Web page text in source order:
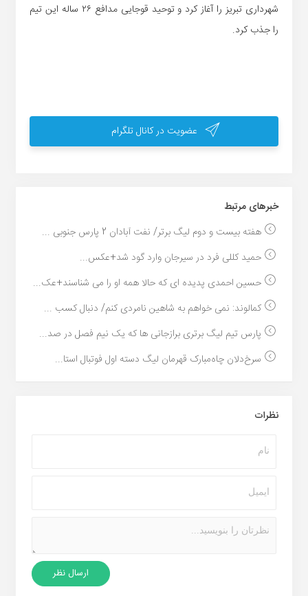
شهرداری تبریز را آغاز کرد و توحید قوجایی مدافع ۲۶ ساله این تیم
را جذب کرد.
عضویت در کانال تلگرام
خبر‌های مرتبط
هفته بیست و دوم لیگ برتر/ نفت آبادان 2 پارس جنوبی ...
حمید کللی فرد در سیرجان وارد گود شد+عکس...
حسین احمدی پدیده ای که حالا همه او را می شناسند+عک...
کمالوند: نمی خواهم به شاهین نامردی کنم/ دنبال کسب ...
پارس تیم لیگ برتری برازجانی ها که یک نیم فصل در صد...
سرخ‌دلان چاه‌مبارک قهرمان لیگ دسته اول فوتبال استا...
نظرات